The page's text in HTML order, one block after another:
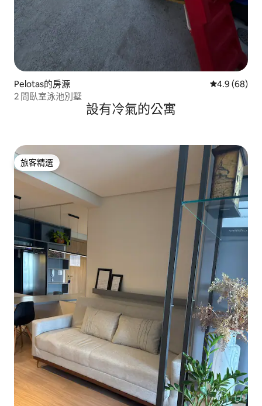
Pelotas的房源 從 68 則評價
4.9 (68)
2 間臥室泳池別墅
設有冷氣的公寓
旅客精選
旅客精選